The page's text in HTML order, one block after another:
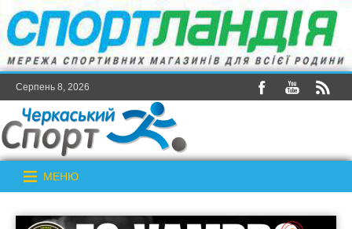
Серпень 8, 2026
МЕНЮ